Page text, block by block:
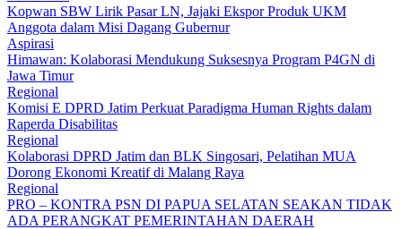
Kopwan SBW Lirik Pasar LN, Jajaki Ekspor Produk UKM
Anggota dalam Misi Dagang Gubernur
Aspirasi
Himawan: Kolaborasi Mendukung Suksesnya Program P4GN di
Jawa Timur
Regional
Komisi E DPRD Jatim Perkuat Paradigma Human Rights dalam
Raperda Disabilitas
Regional
Kolaborasi DPRD Jatim dan BLK Singosari, Pelatihan MUA
Dorong Ekonomi Kreatif di Malang Raya
Regional
PRO – KONTRA PSN DI PAPUA SELATAN SEAKAN TIDAK
ADA PERANGKAT PEMERINTAHAN DAERAH